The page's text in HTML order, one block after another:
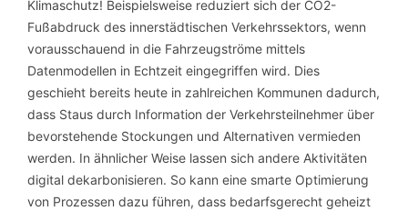
Klimaschutz! Beispielsweise reduziert sich der CO2-
Fußabdruck des innerstädtischen Verkehrssektors, wenn
vorausschauend in die Fahrzeugströme mittels
Datenmodellen in Echtzeit eingegriffen wird. Dies
geschieht bereits heute in zahlreichen Kommunen dadurch,
dass Staus durch Information der Verkehrsteilnehmer über
bevorstehende Stockungen und Alternativen vermieden
werden. In ähnlicher Weise lassen sich andere Aktivitäten
digital dekarbonisieren. So kann eine smarte Optimierung
von Prozessen dazu führen, dass bedarfsgerecht geheizt